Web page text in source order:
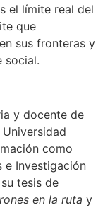
el límite real del
que
sus fronteras y
social.
y docente de
como
e Investigación
tesis de
en la ruta y